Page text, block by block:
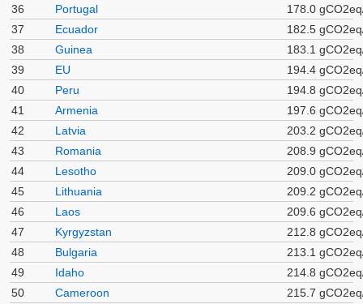
36
Portugal
178.0
37
Ecuador
182.5
38
Guinea
183.1
39
EU
194.4
40
Peru
194.8
41
Armenia
197.6
42
Latvia
203.2
43
Romania
208.9
44
Lesotho
209.0
45
Lithuania
209.2
46
Laos
209.6
47
Kyrgyzstan
212.8
48
Bulgaria
213.1
49
Idaho
214.8
50
Cameroon
215.7